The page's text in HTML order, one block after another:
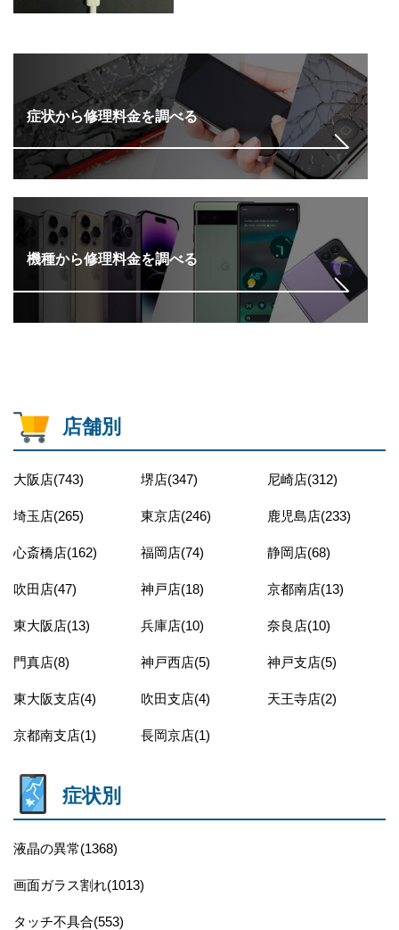
症状から修理料金を調べる
機種から修理料金を調べる
店舗別
大阪店(743) 堺店(347) 尼崎店(312)
埼玉店(265) 東京店(246) 鹿児島店(233)
心斎橋店(162) 福岡店(74) 静岡店(68)
吹田店(47) 神戸店(18) 京都南店(13)
東大阪店(13) 兵庫店(10) 奈良店(10)
門真店(8) 神戸西店(5) 神戸支店(5)
東大阪支店(4) 吹田支店(4) 天王寺店(2)
京都南支店(1) 長岡京店(1)
症状別
液晶の異常(1368)
画面ガラス割れ(1013)
タッチ不具合(553)